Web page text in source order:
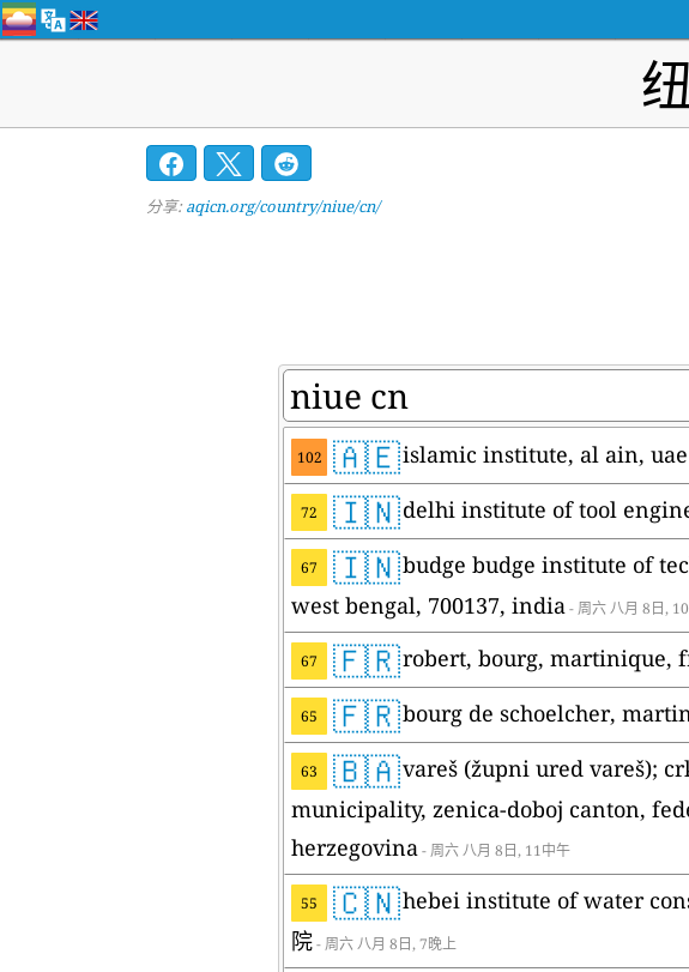
分享: aqicn.org/country/niue/cn/
102 🇦🇪islamic institute, al ain, uae
72 🇮🇳delhi institute of tool
67 🇮🇳budge budge institute of
west bengal, 700137, india- 周六 八月 8日,
67 🇫🇷robert, bourg, martinique,
65 🇫🇷bourg de schoelcher,
63 🇧🇦vareš (župni ured vareš);
municipality, zenica-doboj canton,
herzegovina- 周六 八月 8日, 11中午
55 🇨🇳hebei institute of water
院- 周六 八月 8日, 7晚上